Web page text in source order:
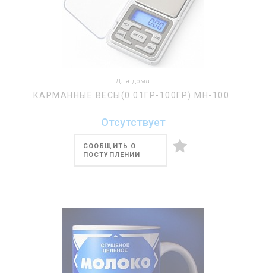
Для дома
КАРМАННЫЕ ВЕСЫ(0.01ГР-100ГР) MH-100
Отсутствует
СООБЩИТЬ О
ПОСТУПЛЕНИИ